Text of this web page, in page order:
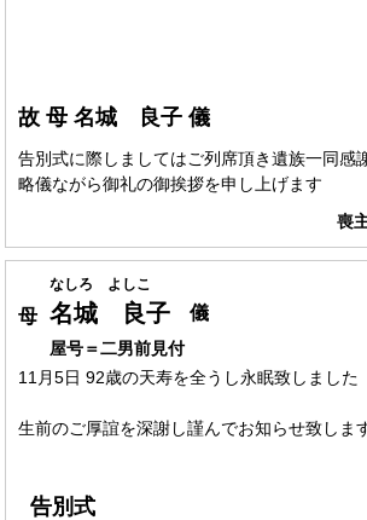
故 母 名城 良子 儀
告別式に際しましてはご列席頂き遺族一同感
略儀ながら御礼の御挨拶を申し上げます
喪
なしろ よしこ
母 名城 良子 儀
屋号＝二男前見付
11月5日 92歳の天寿を全うし永眠致しました
生前のご厚誼を深謝し謹んでお知らせ致しま
告別式